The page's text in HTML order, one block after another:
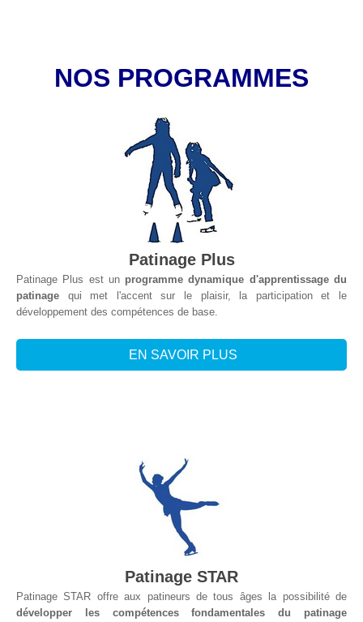
NOS PROGRAMMES
Patinage Plus
Patinage Plus est un programme dynamique d'apprentissage du
patinage qui met l'accent sur le plaisir, la participation et le
développement des compétences de base.
EN SAVOIR PLUS
Patinage STAR
Patinage STAR offre aux patineurs de tous âges la possibilité de
développer les compétences fondamentales du patinage